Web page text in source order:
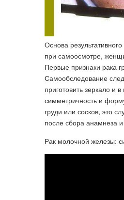
Основа
при самоосмотре,
Первые признаки рака
Самообследование
приготовить зеркало и
симметричность и
груди или сосков, это
после сбора анамнеза
Рак молочной железы: